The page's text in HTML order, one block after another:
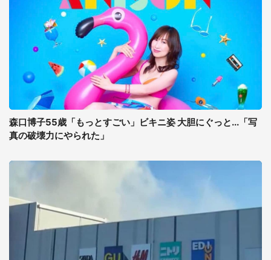
森口博子55歳「もっとすごい」ビキニ姿 大胆にぐっと...「写
真の破壊力にやられた」